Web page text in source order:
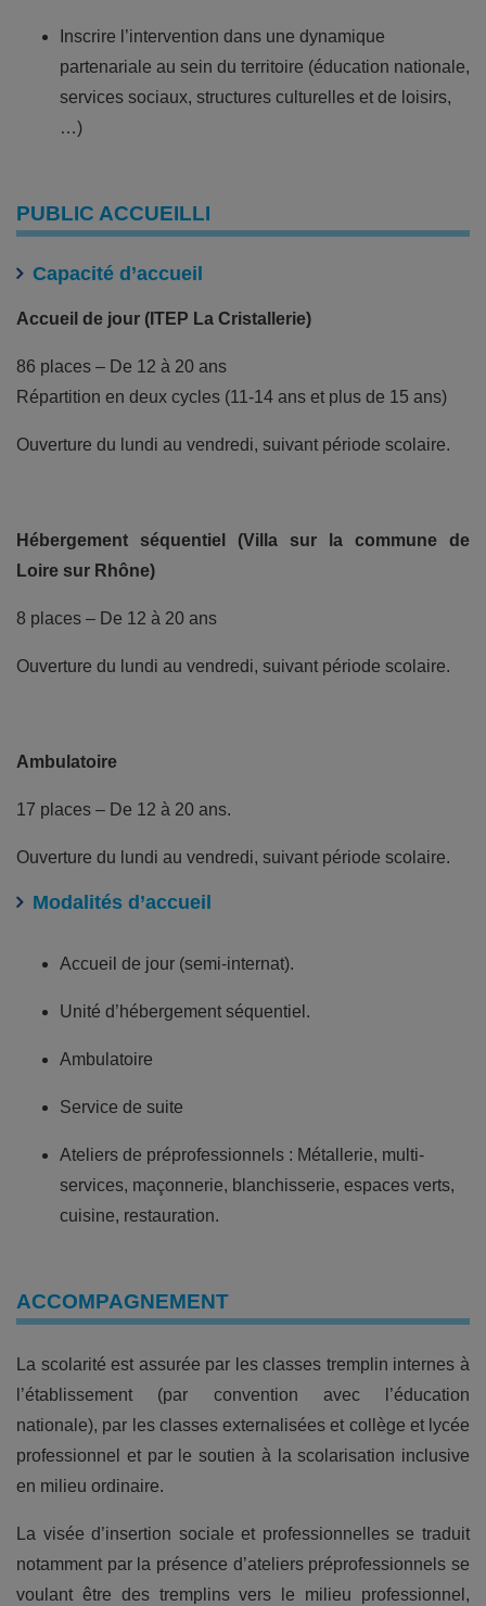
Inscrire l’intervention dans une dynamique
partenariale au sein du territoire (éducation nationale,
services sociaux, structures culturelles et de loisirs,
…)
PUBLIC ACCUEILLI
Capacité d’accueil
Accueil de jour (ITEP La Cristallerie)
86 places – De 12 à 20 ans
Répartition en deux cycles (11-14 ans et plus de 15 ans)
Ouverture du lundi au vendredi, suivant période scolaire.
Hébergement séquentiel (Villa sur la commune de
Loire sur Rhône)
8 places – De 12 à 20 ans
Ouverture du lundi au vendredi, suivant période scolaire.
Ambulatoire
17 places – De 12 à 20 ans.
Ouverture du lundi au vendredi, suivant période scolaire.
Modalités d’accueil
Accueil de jour (semi-internat).
Unité d’hébergement séquentiel.
Ambulatoire
Service de suite
Ateliers de préprofessionnels : Métallerie, multi-
services, maçonnerie, blanchisserie, espaces verts,
cuisine, restauration.
ACCOMPAGNEMENT
La scolarité est assurée par les classes tremplin internes à
l’établissement (par convention avec l’éducation
nationale), par les classes externalisées et collège et lycée
professionnel et par le soutien à la scolarisation inclusive
en milieu ordinaire.
La visée d’insertion sociale et professionnelles se traduit
notamment par la présence d’ateliers préprofessionnels se
voulant être des tremplins vers le milieu professionnel,